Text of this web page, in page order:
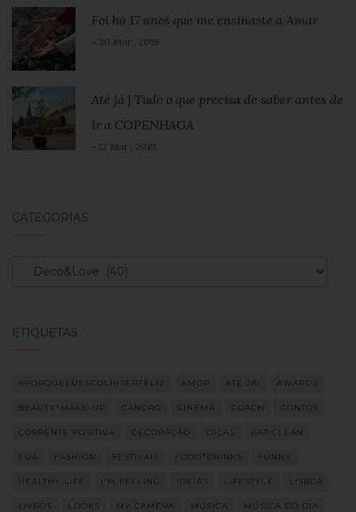
Foi há 17 anos que me ensinaste a Amar
- 20 Mar , 2019
Até já | Tudo o que precisa de saber antes de
ir a COPENHAGA
- 12 Mar , 2019
CATEGORIAS
Categorias
ETIQUETAS
#PORQUEEUESCOLHISERFELIZ AMOR ATÉ JÁ! AWARDS
BEAUTY*MAKE-UP CANCRO CINEMA COACH CONTOS
CORRENTE POSITIVA DECORAÇÃO DICAS EAT CLEAN
EUA FASHION FESTIVAIS FOOD*DRINKS FUNNY
HEALTHY LIFE I'M FEELING IDEIAS LIFESTYLE LISBOA
LIVROS LOOKS MY CAMERA MÚSICA MÚSICA DO DIA